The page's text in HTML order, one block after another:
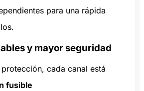
para una rápida
y mayor seguridad
cada canal está
fusible